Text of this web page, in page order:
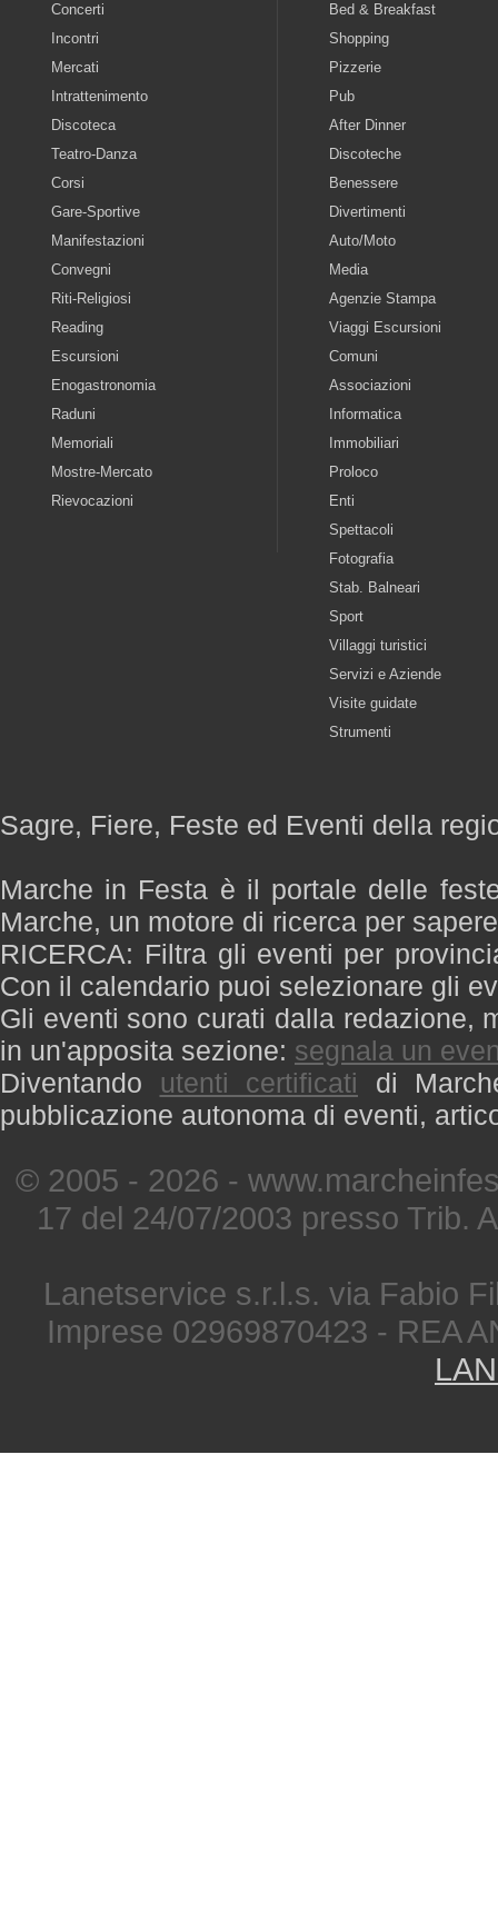
Concerti
Incontri
Mercati
Intrattenimento
Discoteca
Teatro-Danza
Corsi
Gare-Sportive
Manifestazioni
Convegni
Riti-Religiosi
Reading
Escursioni
Enogastronomia
Raduni
Memoriali
Mostre-Mercato
Rievocazioni
Bed & Breakfast
Shopping
Pizzerie
Pub
After Dinner
Discoteche
Benessere
Divertimenti
Auto/Moto
Media
Agenzie Stampa
Viaggi Escursioni
Comuni
Associazioni
Informatica
Immobiliari
Proloco
Enti
Spettacoli
Fotografia
Stab. Balneari
Sport
Villaggi turistici
Servizi e Aziende
Visite guidate
Strumenti
Sagre, Fiere, Feste ed Eventi della
Marche in Festa è il portale delle
Marche, un motore di ricerca per
RICERCA: Filtra gli eventi per
Con il calendario puoi selezionare gli
Gli eventi sono curati dalla redazione,
in un'apposita sezione: segnala un
Diventando utenti certificati di
pubblicazione autonoma di eventi,
© 2005 - 2026 -
17 del 24/07/2003 presso Trib.
Lanetservice s.r.l.s. via Fabio
Imprese 02969870423 - REA